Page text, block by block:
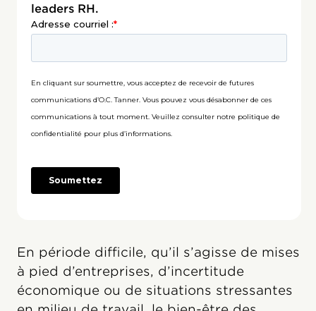
leaders RH.
En période difficile, qu’il s’agisse de mises
à pied d’entreprises, d’incertitude
économique ou de situations stressantes